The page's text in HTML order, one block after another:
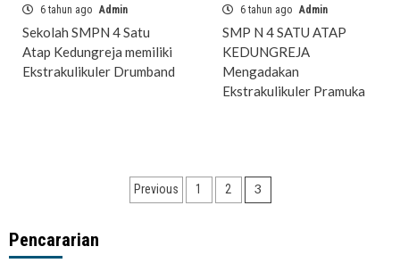
6 tahun ago Admin
Sekolah SMPN 4 Satu
Atap Kedungreja memiliki
Ekstrakulikuler Drumband
6 tahun ago Admin
SMP N 4 SATU ATAP
KEDUNGREJA
Mengadakan
Ekstrakulikuler Pramuka
Paginasi
Previous 1 2 3
Pencararian